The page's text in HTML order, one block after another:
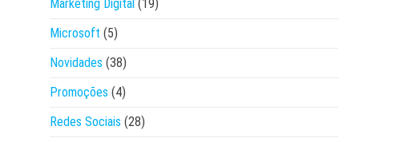
Marketing Digital (19)
Microsoft (5)
Novidades (38)
Promoções (4)
Redes Sociais (28)